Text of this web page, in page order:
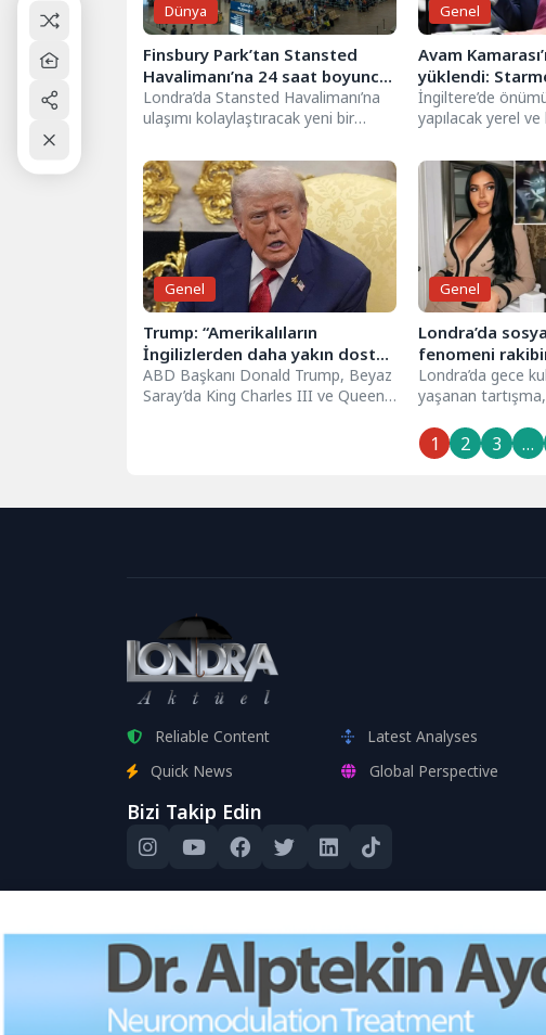
Dünya
Finsbury Park’tan Stansted
Havalimanı’na 24 saat boyunca
7 sterline ulaşım
Londra’da Stansted Havalimanı’na
ulaşımı kolaylaştıracak yeni bir
şirketi Flibco tarafından...
Genel
Avam
yüklendi:
savundu,
yüklendi
İngiltere’de
yapılacak yerel
gerçekleştirilen
Soru...
Genel
Trump: “Amerikalıların
İngilizlerden daha yakın dostu
yok”
ABD Başkanı Donald Trump, Beyaz
Saray’da King Charles III ve Queen
Genel
Londra’da
fenomeni
ezerek öldürdü
Londra’da gece
yaşanan
Factor
1 2 3 …
Reliable Content
Latest Analyses
Quick News
Global Perspective
Bizi Takip Edin
Bu site, kullanıcı